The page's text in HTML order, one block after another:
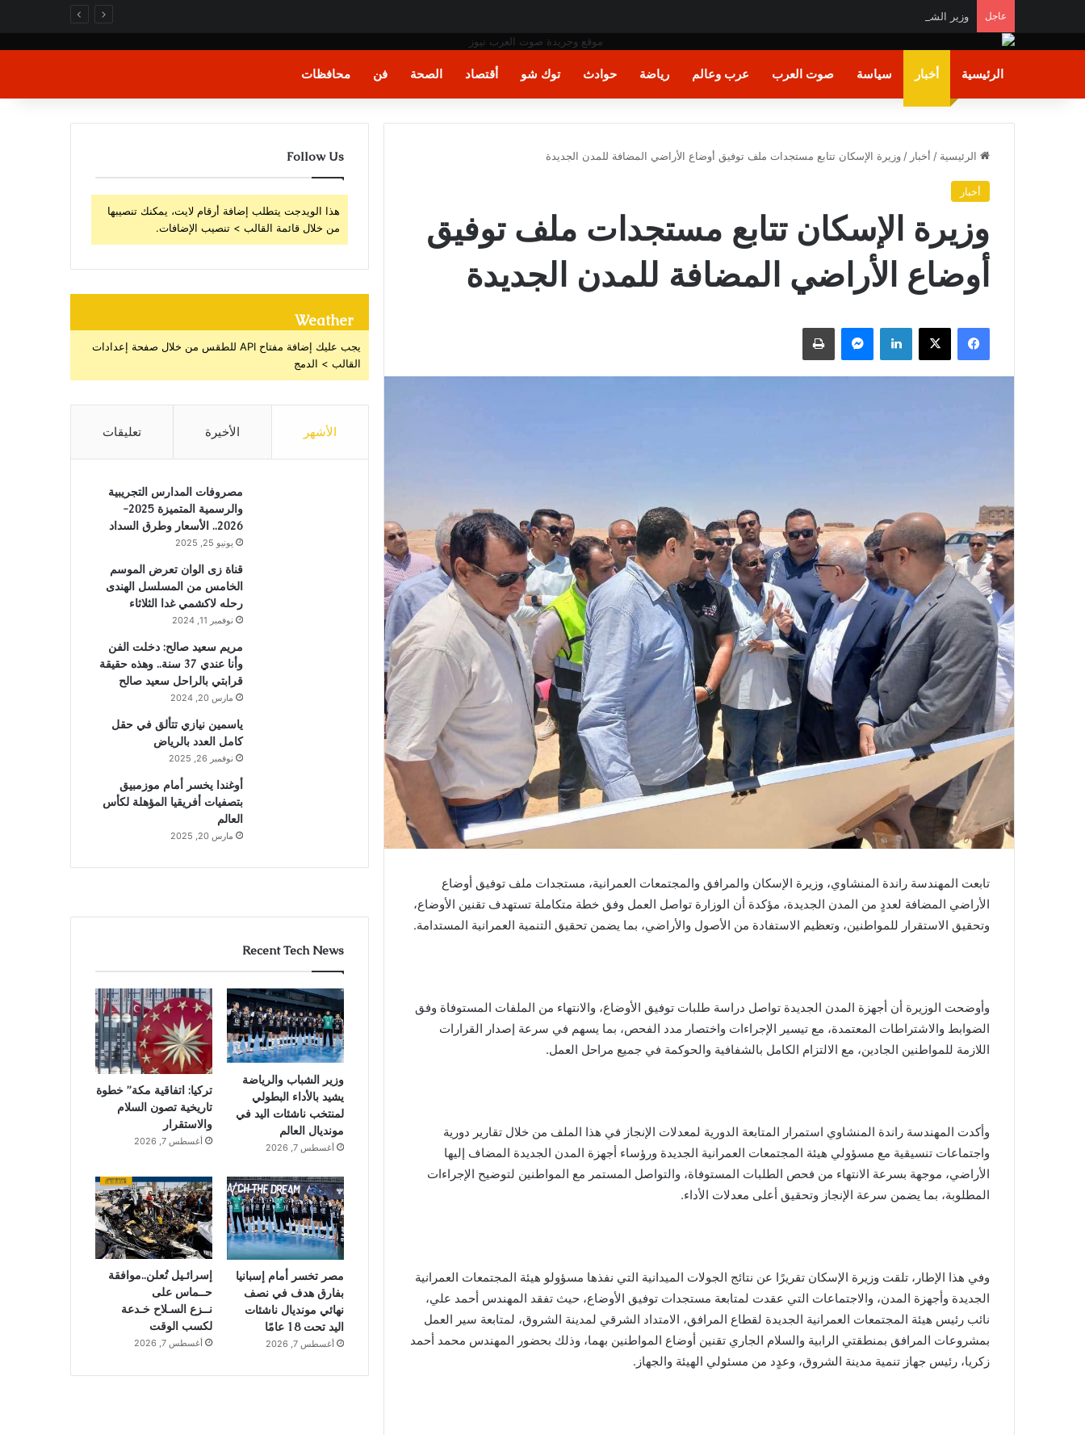
عاجل وزير الشباب والرياضة يشيد بالأداء البطولي لمنتخب ناشئات اليد في مونديال العالم
الرئيسية أخبار سياسة صوت العرب عرب وعالم رياضة حوادث توك شو أقتصاد الصحة فن محافظات
الرئيسية / أخبار / وزيرة الإسكان تتابع مستجدات ملف توفيق أوضاع الأراضي المضافة للمدن الجديدة
أخبار
وزيرة الإسكان تتابع مستجدات ملف توفيق
أوضاع الأراضي المضافة للمدن الجديدة
فيسبوك X لينكدإن ماسنجر طباعة
تابعت المهندسة راندة المنشاوي، وزيرة الإسكان والمرافق والمجتمعات العمرانية، مستجدات ملف توفيق أوضاع
الأراضي المضافة لعددٍ من المدن الجديدة، مؤكدة أن الوزارة تواصل العمل وفق خطة متكاملة تستهدف تقنين الأوضاع،
وتحقيق الاستقرار للمواطنين، وتعظيم الاستفادة من الأصول والأراضي، بما يضمن تحقيق التنمية العمرانية المستدامة.
وأوضحت الوزيرة أن أجهزة المدن الجديدة تواصل دراسة طلبات توفيق الأوضاع، والانتهاء من الملفات المستوفاة وفق
الضوابط والاشتراطات المعتمدة، مع تيسير الإجراءات واختصار مدد الفحص، بما يسهم في سرعة إصدار القرارات
اللازمة للمواطنين الجادين، مع الالتزام الكامل بالشفافية والحوكمة في جميع مراحل العمل.
وأكدت المهندسة راندة المنشاوي استمرار المتابعة الدورية لمعدلات الإنجاز في هذا الملف من خلال تقارير دورية
واجتماعات تنسيقية مع مسؤولي هيئة المجتمعات العمرانية الجديدة ورؤساء أجهزة المدن الجديدة المضاف إليها
الأراضي، موجهة بسرعة الانتهاء من فحص الطلبات المستوفاة، والتواصل المستمر مع المواطنين لتوضيح الإجراءات
المطلوبة، بما يضمن سرعة الإنجاز وتحقيق أعلى معدلات الأداء.
وفي هذا الإطار، تلقت وزيرة الإسكان تقريرًا عن نتائج الجولات الميدانية التي نفذها مسؤولو هيئة المجتمعات العمرانية
الجديدة وأجهزة المدن، والاجتماعات التي عقدت لمتابعة مستجدات توفيق الأوضاع، حيث تفقد المهندس أحمد علي،
نائب رئيس هيئة المجتمعات العمرانية الجديدة لقطاع المرافق، الامتداد الشرقي لمدينة الشروق، لمتابعة سير العمل
بمشروعات المرافق بمنطقتي الرابية والسلام الجاري تقنين أوضاع المواطنين بهما، وذلك بحضور المهندس محمد أحمد
زكريا، رئيس جهاز تنمية مدينة الشروق، وعدٍد من مسئولي الهيئة والجهاز.
Follow Us
هذا الويدجت يتطلب إضافة أرقام لايت، يمكنك تنصيبها
من خلال قائمة القالب > تنصيب الإضافات.
Weather
يجب عليك إضافة مفتاح API للطقس من خلال صفحة إعدادات
القالب > الدمج
الأشهر الأخيرة تعليقات
مصروفات المدارس التجريبية
والرسمية المتميزة 2025-
2026.. الأسعار وطرق السداد
يونيو 25, 2025
قناة زى الوان تعرض الموسم
الخامس من المسلسل الهندى
رحله لاكشمي غدا الثلاثاء
نوفمبر 11, 2024
مريم سعيد صالح: دخلت الفن
وأنا عندي 37 سنة.. وهذه حقيقة
قرابتي بالراحل سعيد صالح
مارس 20, 2024
ياسمين نيازي تتألق في حقل
كامل العدد بالرياض
نوفمبر 26, 2025
أوغندا يخسر أمام موزمبيق
بتصفيات أفريقيا المؤهلة لكأس
العالم
مارس 20, 2025
Recent Tech News
وزير الشباب والرياضة
يشيد بالأداء البطولي
لمنتخب ناشئات اليد في
مونديال العالم
أغسطس 7, 2026
تركيا: اتفاقية مكة” خطوة
تاريخية تصون السلام
والاستقرار
أغسطس 7, 2026
مصر تخسر أمام إسبانيا
بفارق هدف في نصف
نهائي مونديال ناشئات
اليد تحت 18 عامًا
أغسطس 7, 2026
إسرائـيل تُعلن..موافقة
حــماس على
نــزع السـلاح خـدعة
لكسب الوقت
أغسطس 7, 2026